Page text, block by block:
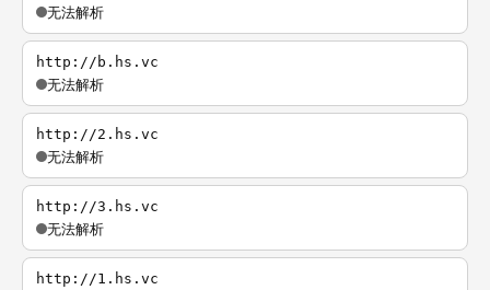
无法解析
http://b.hs.vc
无法解析
http://2.hs.vc
无法解析
http://3.hs.vc
无法解析
http://1.hs.vc